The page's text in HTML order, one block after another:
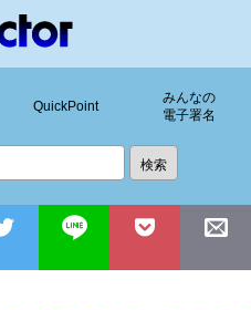
QuickPoint
みんなの
電子署名